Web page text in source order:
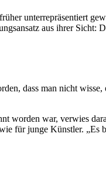
unterrepräsentiert
aus ihrer Sicht:
dass man nicht
worden war, verwies
für junge Künstler. „Es